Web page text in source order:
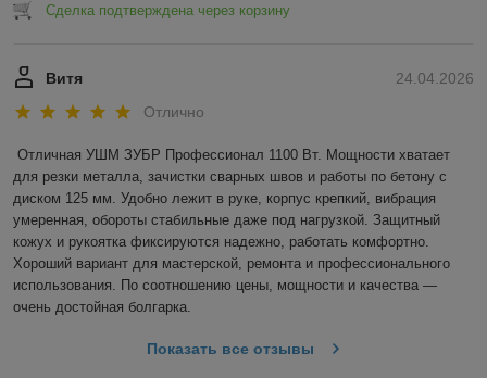
Сделка подтверждена через корзину
24.04.2026
Витя
Отлично
Отличная УШМ ЗУБР Профессионал 1100 Вт. Мощности хватает
для резки металла, зачистки сварных швов и работы по бетону с
диском 125 мм. Удобно лежит в руке, корпус крепкий, вибрация
умеренная, обороты стабильные даже под нагрузкой. Защитный
кожух и рукоятка фиксируются надежно, работать комфортно.
Хороший вариант для мастерской, ремонта и профессионального
использования. По соотношению цены, мощности и качества —
очень достойная болгарка.
Показать все отзывы